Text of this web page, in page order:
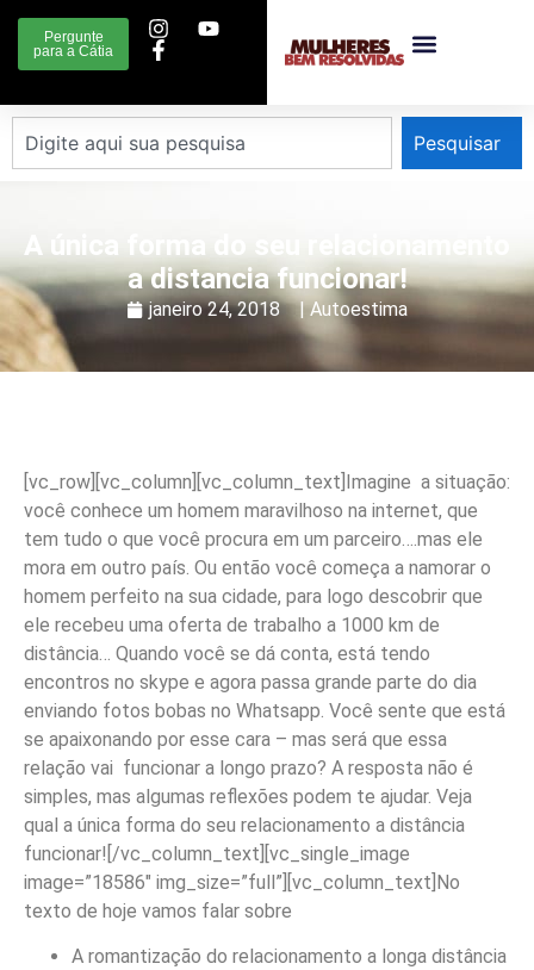
Pergunte
para a Cátia
Pesquisar
A única forma do seu relacionamento
a distancia funcionar!
janeiro 24, 2018 |Autoestima
[vc_row][vc_column][vc_column_text] Imagine a situação:
você conhece um homem maravilhoso na internet, que
tem tudo o que você procura em um parceiro….mas ele
mora em outro país. Ou então você começa a namorar o
homem perfeito na sua cidade, para logo descobrir que
ele recebeu uma oferta de trabalho a 1000 km de
distância… Quando você se dá conta, está tendo
encontros no skype e agora passa grande parte do dia
enviando fotos bobas no Whatsapp. Você sente que está
se apaixonando por esse cara – mas será que essa
relação vai funcionar a longo prazo? A resposta não é
simples, mas algumas reflexões podem te ajudar. Veja
qual a única forma do seu relacionamento a distância
funcionar! [/vc_column_text][vc_single_image
image=”18586″ img_size=”full”][vc_column_text] No
texto de hoje vamos falar sobre
A romantização do relacionamento a longa distância